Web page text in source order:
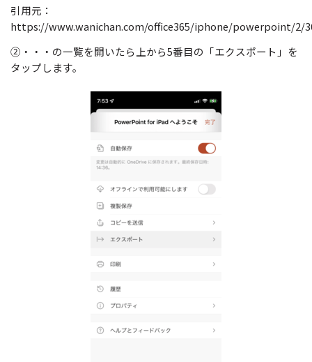
引用元：
https://www.wanichan.com/office365/iphone/powerpoint/2/
②・・・の一覧を開いたら上から5番目の「エクスポート」を
タップします。